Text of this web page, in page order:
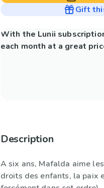
Gift
With the Lunii
each month at a great
Description
A six ans, Mafalda aime
droits des enfants, la paix